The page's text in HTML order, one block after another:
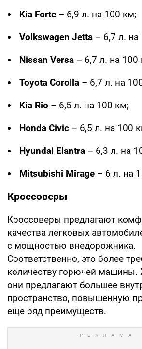
Kia Forte – 6,9 л. на 100 км;
Volkswagen Jetta – 6,7 л. на
Nissan Versa – 6,7 л. на 100
Toyota Corolla – 6,7 л. на
Kia Rio – 6,5 л. на 100 км;
Honda Civic – 6,5 л. на 100
Hyundai Elantra – 6,3 л. на
Mitsubishi Mirage – 6 л. на
Кроссоверы
Кроссоверы предлагают
качества легковых
с мощностью внедорожника.
Соответственно, это более
количеству горючей машины.
они предлагают большее
пространство, повышенную
еще ряд преимуществ.